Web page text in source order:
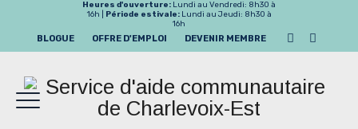
Heures d'ouverture: Lundi au Vendredi: 8h30 à
16h |
Période estivale:Lundi au Jeudi: 8h30 à
16h
BLOGUE OFFRE D'EMPLOI DEVENIR MEMBRE